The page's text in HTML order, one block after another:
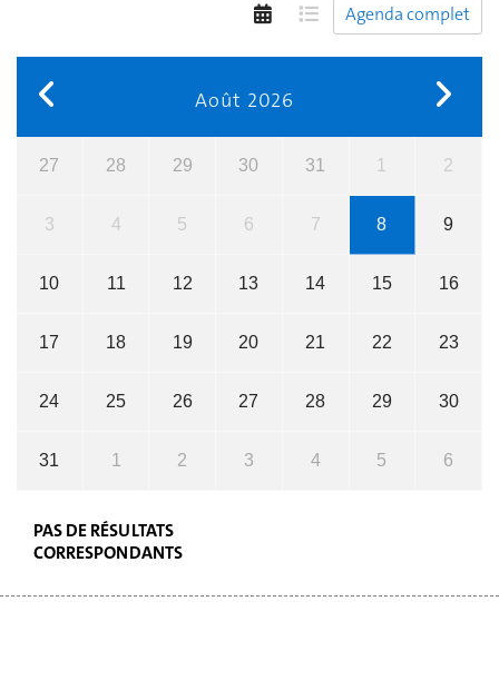
Agenda complet
Août 2026
27 28 29 30 31 1 2
3 4 5 6 7 8 9
10 11 12 13 14 15 16
17 18 19 20 21 22 23
24 25 26 27 28 29 30
31 1 2 3 4 5 6
PAS DE RÉSULTATS
CORRESPONDANTS